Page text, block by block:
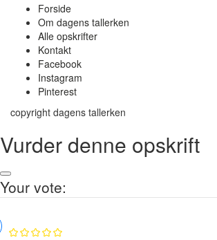
Forside
Om dagens tallerken
Alle opskrifter
Kontakt
Facebook
Instagram
Pinterest
copyright dagens tallerken
Vurder denne opskrift
Your vote: